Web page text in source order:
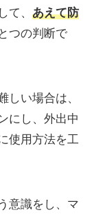
て、 あえて防
つの判断で
しい場合は、
にし、外出中
使用方法を工
意識をし、マ